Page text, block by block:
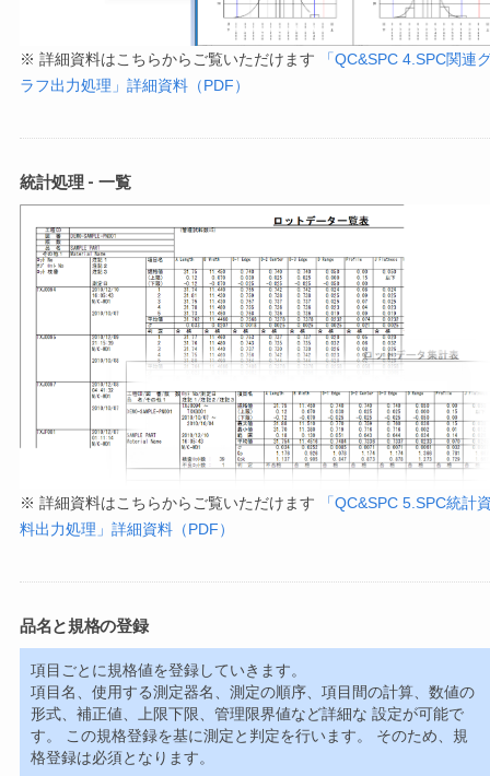
※ 詳細資料はこちらからご覧いただけます
「QC&SPC 4.SPC関連
ラフ出力処理」詳細資料（PDF）
統計処理 - 一覧
※ 詳細資料はこちらからご覧いただけます
「QC&SPC 5.SPC統計
料出力処理」詳細資料（PDF）
品名と規格の登録
項目ごとに規格値を登録していきます。
項目名、使用する測定器名、測定の順序、項目間の計算、数値の
形式、補正値、上限下限、管理限界値など詳細な 設定が可能で
す。 この規格登録を基に測定と判定を行います。 そのため、規
格登録は必須となります。